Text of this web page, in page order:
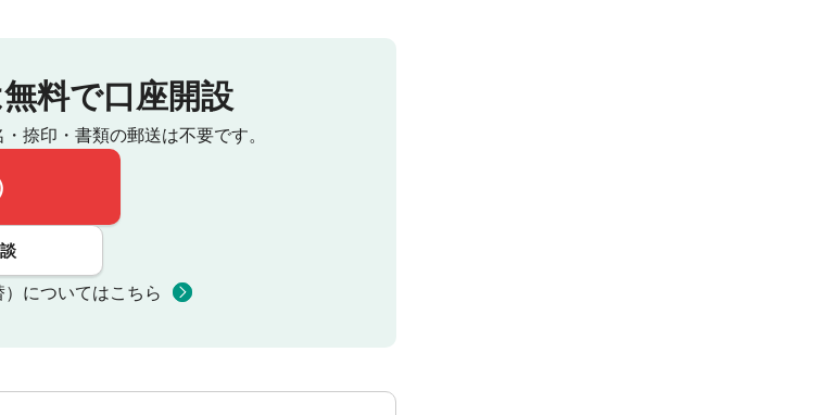
料で口座開設
・捺印・書類の郵送は不要です。
についてはこちら